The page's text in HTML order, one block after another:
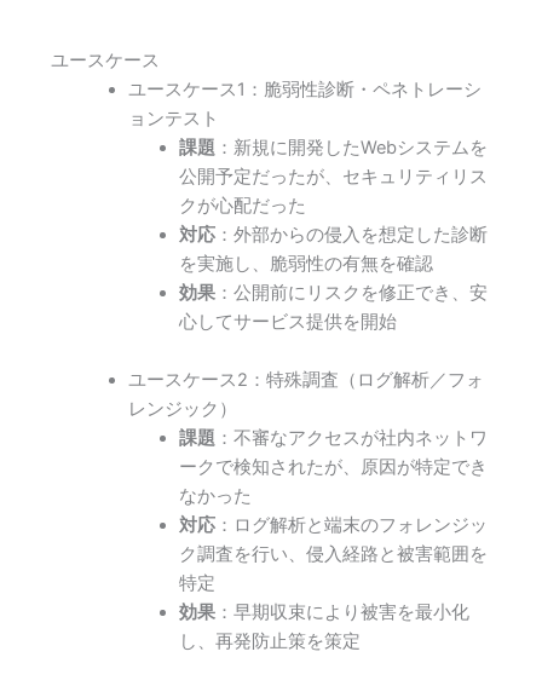
ユースケース
ユースケース1：脆弱性診断・ペネトレーシ
ョンテスト
課題 ：新規に開発したWebシステムを
公開予定だったが、セキュリティリス
クが心配だった
対応：外部からの侵入を想定した診断
を実施し、脆弱性の有無を確認
効果：公開前にリスクを修正でき、安
心してサービス提供を開始
ユースケース2：特殊調査（ログ解析／フォ
レンジック）
課題 ：不審なアクセスが社内ネットワ
ークで検知されたが、原因が特定でき
なかった
対応：ログ解析と端末のフォレンジッ
ク調査を行い、侵入経路と被害範囲を
特定
効果：早期収束により被害を最小化
し、再発防止策を策定